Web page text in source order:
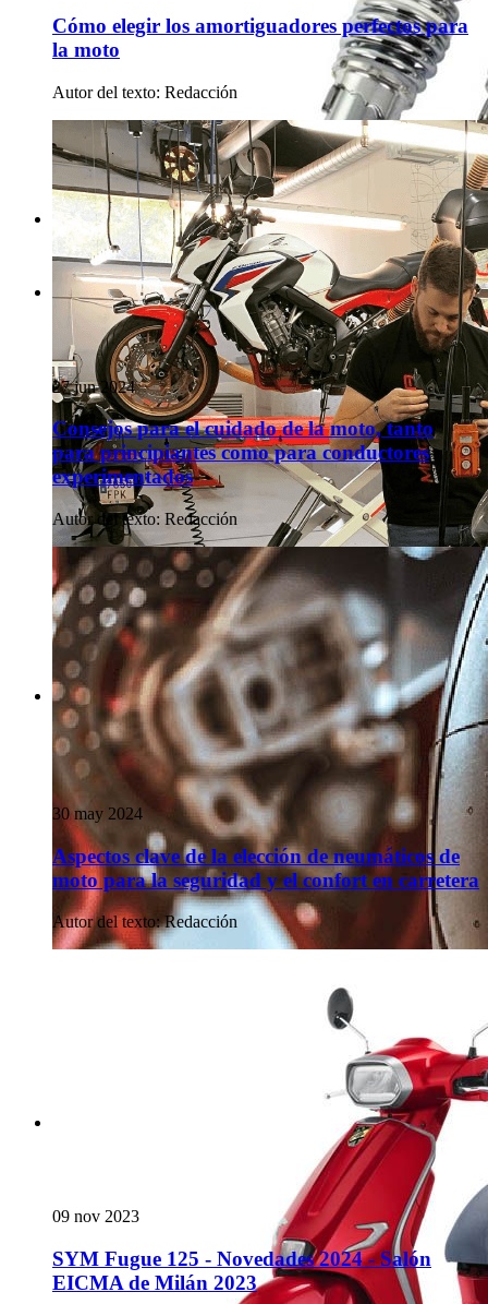
Cómo elegir los amortiguadores perfectos para
la moto
Autor del texto: Redacción
27 jun 2024
Consejos para el cuidado de la moto, tanto
para principiantes como para conductores
experimentados
Autor del texto: Redacción
30 may 2024
Aspectos clave de la elección de neumáticos de
moto para la seguridad y el confort en carretera
Autor del texto: Redacción
09 nov 2023
SYM Fugue 125 - Novedades 2024 - Salón
EICMA de Milán 2023